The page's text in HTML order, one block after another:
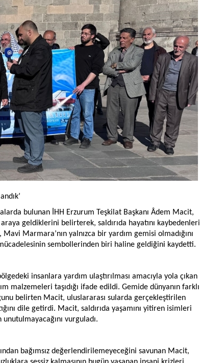
bulunan İHH Erzurum Teşkilat Başkanı Âdem Macit,
geldiklerini belirterek, saldırıda hayatını kaybedenleri
Marmara’nın yalnızca bir yardım gemisi olmadığını
sembollerinden biri haline geldiğini kaydetti.
insanlara yardım ulaştırılması amacıyla yola çıkan
malzemeleri taşıdığı ifade edildi. Gemide dünyanın farklı
belirten Macit, uluslararası sularda gerçekleştirilen
dile getirdi. Macit, saldırıda yaşamını yitiren isimleri
vurguladı.
bağımsız değerlendirilemeyeceğini savunan Macit,